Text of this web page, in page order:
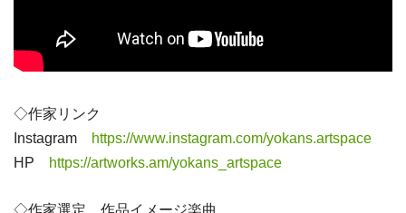
◇作家リンク
Instagram
https://www.instagram.com/yokans.artspace
HP
https://artworks.am/yokans_artspace
◇作家選定 作品イメージ楽曲